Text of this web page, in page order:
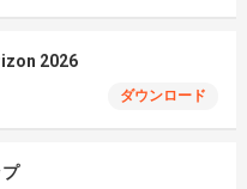
2026
ダウンロード